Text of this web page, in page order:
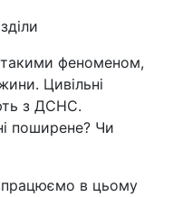
феноменом,
Цивільні
з ДСНС.
поширене? Чи
в цьому